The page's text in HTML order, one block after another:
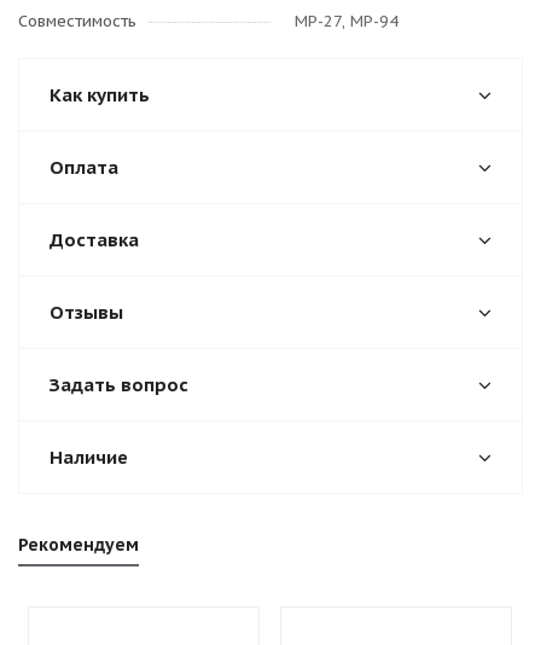
Совместимость
МР-27, МР-94
Как купить
Оплата
Доставка
Отзывы
Задать вопрос
Наличие
Рекомендуем